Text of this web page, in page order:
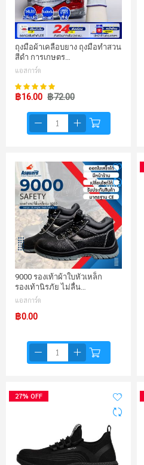
ถุงมือผ้าเคลือบยาง ถุงมือทำสวน
สีดำ การเกษตร…
แอสการ์ด
คะแนน:
฿16.00 ฿72.00
9000 รองเท้าผ้าใบหัวเหล็ก
รองเท้านิรภัย ไม่ลื่น…
แอสการ์ด
฿0.00
27% OFF